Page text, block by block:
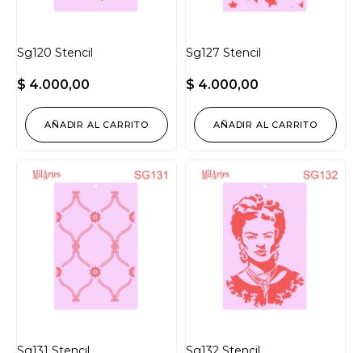
Sg120 Stencil
$ 4.000,00
AÑADIR AL CARRITO
Sg127 Stencil
$ 4.000,00
AÑADIR AL CARRITO